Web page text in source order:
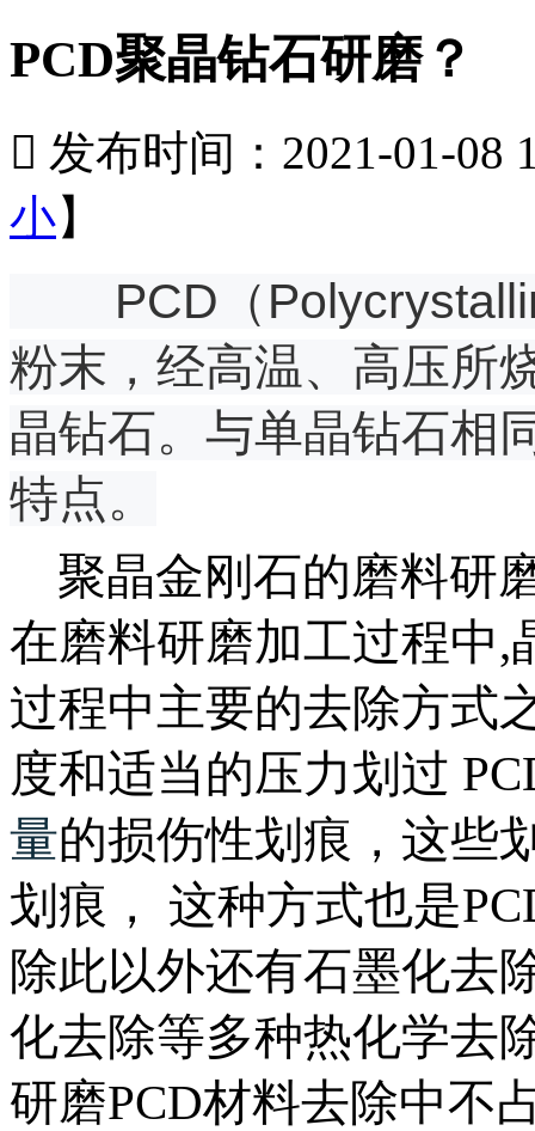
PCD聚晶钻石研磨？
 发布时间：2021-01-08
小】
PCD（
粉末，经高温、高压所
晶钻石。与单晶钻石相
特点。
聚晶金刚石的磨料研
在磨料研磨加工过程中,
过程中主要的去除方式
度和适当的压力划过
量的损伤性划痕，这些
划痕， 这种方式也是
除此以外还有石墨化去
化去除等多种热化学去
研磨PCD材料去除中不